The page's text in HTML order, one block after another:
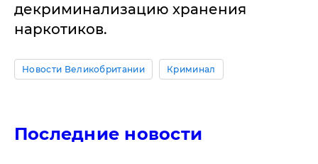
декриминализацию хранения
наркотиков.
Новости Великобритании Криминал
Последние новости